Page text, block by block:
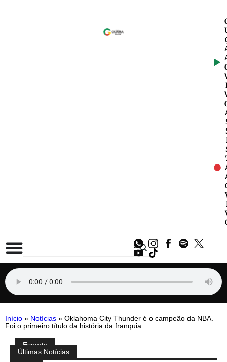
Início » Notícias » Oklahoma City Thunder é o campeão da NBA.
Foi o primeiro título da história da franquia
Compartilhe:
Esporte
PÚltimas Notícias